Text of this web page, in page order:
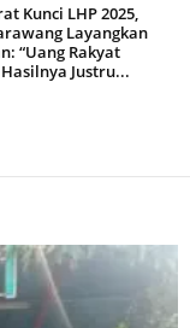
Kunci LHP 2025,
Layangkan
“Uang Rakyat
Justru...